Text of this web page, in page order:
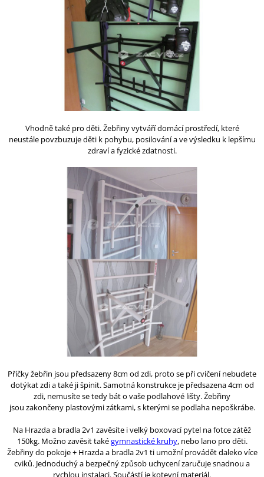
Vhodně také pro děti.Žebřiny vytváří domácí prostředí, které
neustálepovzbuzuje děti k pohybu, posilování a ve výsledku k lepšímu
zdraví a fyzické zdatnosti.
Příčky žebřin jsou předsazeny 8cm od zdi, proto se při cvičení nebudete
dotýkat zdi a také ji špinit.Samotná konstrukce je předsazena4cm od
zdi, nemusíte se tedy bát o vaše podlahové lišty.Žebřiny
jsou zakončeny plastovými zátkami,s kterými sepodlaha nepoškrábe.
Na Hrazda a bradla 2v1 zavěsíte i velký boxovací pytel na fotcezátěž
150kg. Možno zavěsit takégymnastické kruhy,nebo lano pro děti.
Žebřiny do pokoje+Hrazda a bradla 2v1 ti umožní provádětdaleko více
cviků. Jednoduchý a bezpečný způsob uchycenízaručujesnadnou a
rychlou instalaci.Součástí je kotevní materiál.